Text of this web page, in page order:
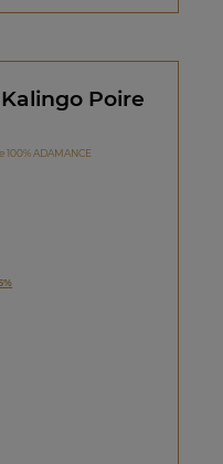
Poire
ADAMANCE